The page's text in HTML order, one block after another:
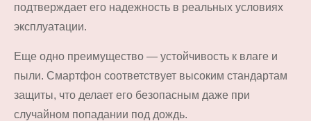
подтверждает его надежность в реальных условиях
эксплуатации.
Еще одно преимущество — устойчивость к влаге и
пыли. Смартфон соответствует высоким стандартам
защиты, что делает его безопасным даже при
случайном попадании под дождь.